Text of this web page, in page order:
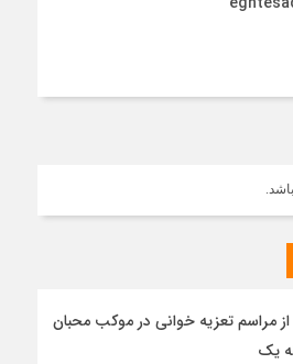
از مراسم تعزیه خوانی در موکب محبان
یک